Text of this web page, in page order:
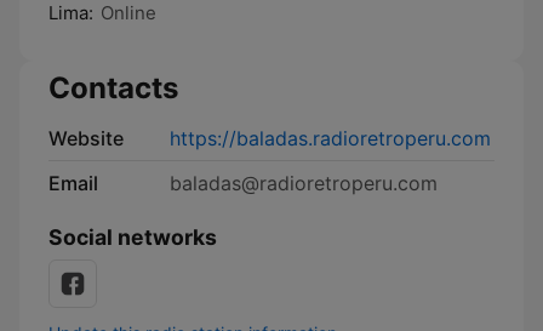
Lima: Online
Contacts
Website
https://baladas.radioretroperu.com
Email
baladas@radioretroperu.com
Social networks